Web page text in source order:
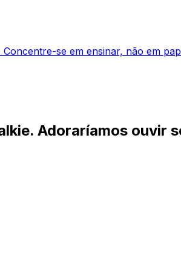
se em ensinar, não em
Adoraríamos ouvir